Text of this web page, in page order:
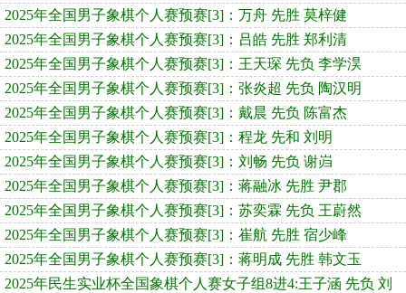
2025年全国男子象棋个人赛预赛[3]：万舟 先胜 莫梓健
2025年全国男子象棋个人赛预赛[3]：吕皓 先胜 郑利清
2025年全国男子象棋个人赛预赛[3]：王天琛 先负 李学淏
2025年全国男子象棋个人赛预赛[3]：张炎超 先负 陶汉明
2025年全国男子象棋个人赛预赛[3]：戴晨 先负 陈富杰
2025年全国男子象棋个人赛预赛[3]：程龙 先和 刘明
2025年全国男子象棋个人赛预赛[3]：刘畅 先负 谢岿
2025年全国男子象棋个人赛预赛[3]：蒋融冰 先胜 尹郡
2025年全国男子象棋个人赛预赛[3]：苏奕霖 先负 王蔚然
2025年全国男子象棋个人赛预赛[3]：崔航 先胜 宿少峰
2025年全国男子象棋个人赛预赛[3]：蒋明成 先胜 韩文玉
2025年民生实业杯全国象棋个人赛女子组8进4:王子涵 先负 刘